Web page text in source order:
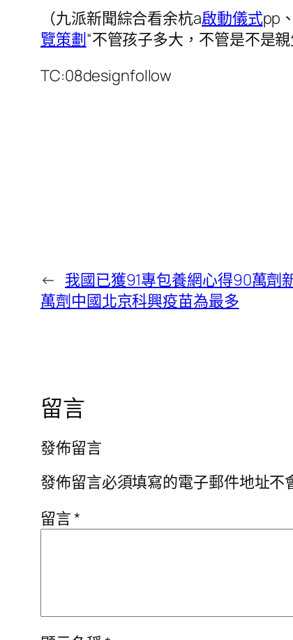
（九派新聞綜合看余杭a啟動儀式pp
覽策劃“不管孩子多大，不管是不是
TC:08designfollow
← 我國已獲91專包養網心得90萬劑
萬劑中國北京科興疫苗為最多
留言
發佈留言
發佈留言必須填寫的電子郵件地址不
留言*